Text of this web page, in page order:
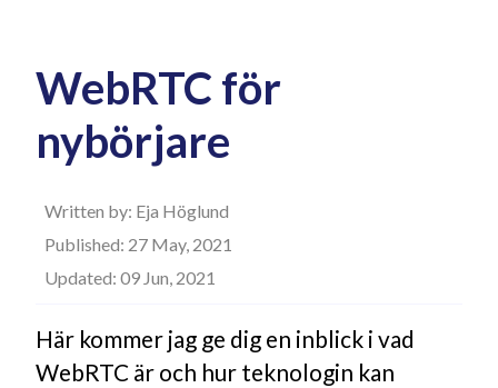
WebRTC för
nybörjare
Written by: Eja Höglund
Published: 27 May, 2021
Updated: 09 Jun, 2021
Här kommer jag ge dig en inblick i vad
WebRTC är och hur teknologin kan